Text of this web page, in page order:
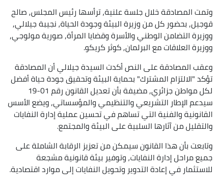
وتمت المصادقة خلال جلسة علنية, ترأسها رئيس المجلس, صالح
قوجيل, بحضور كل من وزيرة البيئة وجودة الحياة, نجيبة جيلالي,
ووزيرة التضامن الوطني والأسرة وقضايا المرأة, صورية مولوجي,
ووزيرة العلاقات مع البرلمان, كوثر كريكو.
وعقب المصادقة على النص أكدت السيدة جيلالي أن المصادقة
تؤكد "الالتزام المشترك" بحماية البيئة وتحقيق جودة حياة أفضل
لكل مواطن جزائري, مضيفة بأن تعديل القانون رقم 01-19
سيدعم الإطار التشريعي والتنظيمي والمؤسساتي, ويضع الأسس
القانونية والفنية التي تساهم في تحسين عملية إدارة النفايات
والتقليل من آثارها السلبية على البيئة والمجتمع.
وتابعت بأن هذا القانون سيمكن من تعزيز الرقابة الشاملة على
جميع مراحل إدارة النفايات, وتوفير بيئة قانونية مشجعة
للاستثمار في إعادة التدوير وتحويل النفايات إلى موارد اقتصادية.